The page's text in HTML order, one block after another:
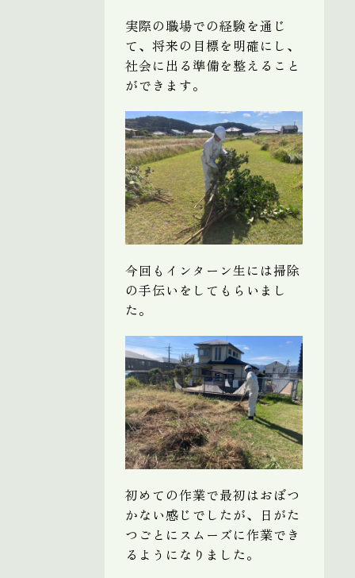
実際の職場での経験を通じ
て、将来の目標を明確にし、
社会に出る準備を整えること
ができます。
今回もインターン生には掃除
の手伝いをしてもらいまし
た。
初めての作業で最初はおぼつ
かない感じでしたが、日がた
つごとにスムーズに作業でき
るようになりました。